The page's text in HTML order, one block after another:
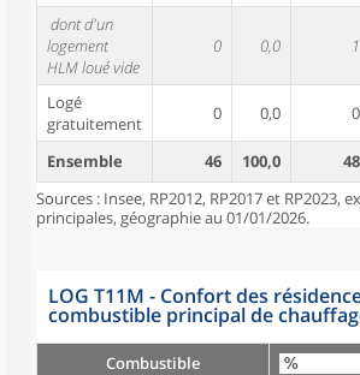
dont d'un
logement
HLM loué vide
0 0,0 1
Logé
gratuitement
0 0,0 0
Ensemble 46 100,0 48
Sources : Insee, RP2012, RP2017 et RP2023,
principales, géographie au 01/01/2026.
LOG T11M - Confort des
combustible principal de
Combustible